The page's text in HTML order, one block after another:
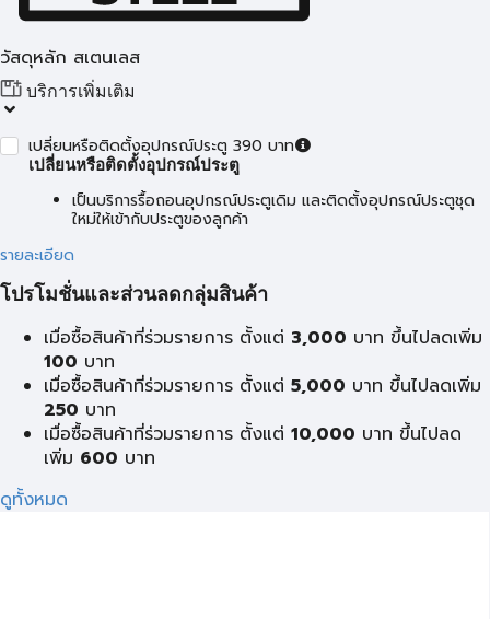
วัสดุหลัก สเตนเลส
บริการเพิ่มเติม
เปลี่ยนหรือติดตั้งอุปกรณ์ประตู 390 บาท
เปลี่ยนหรือติดตั้งอุปกรณ์ประตู
เป็นบริการรื้อถอนอุปกรณ์ประตูเดิม และติดตั้งอุปกรณ์ประตูชุด
ใหม่ให้เข้ากับประตูของลูกค้า
รายละเอียด
โปรโมชั่นและส่วนลดกลุ่มสินค้า
เมื่อซื้อสินค้าที่ร่วมรายการ ตั้งแต่ 3,000 บาท ขึ้นไปลดเพิ่ม
100 บาท
เมื่อซื้อสินค้าที่ร่วมรายการ ตั้งแต่ 5,000 บาท ขึ้นไปลดเพิ่ม
250 บาท
เมื่อซื้อสินค้าที่ร่วมรายการ ตั้งแต่ 10,000 บาท ขึ้นไปลด
เพิ่ม 600 บาท
ดูทั้งหมด